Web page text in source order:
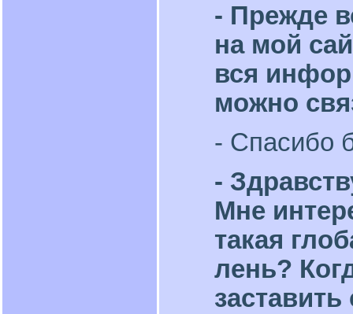
- Прежде
на мой
вся
можно
- Спасибо
-
Мне
такая
лень?